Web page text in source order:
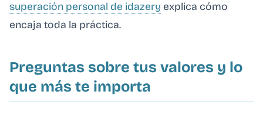
superación personal de idazery explica cómo
encaja toda la práctica.
Preguntas sobre tus valores y lo
que más te importa